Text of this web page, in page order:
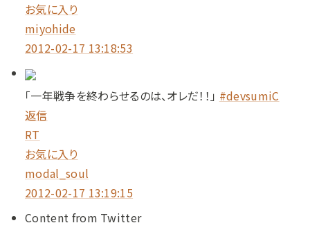
お気に入り
miyohide
2012-02-17 13:18:53
「一年戦争を終わらせるのは、オレだ！！」 #devsumiC
返信
RT
お気に入り
modal_soul
2012-02-17 13:19:15
Content from Twitter